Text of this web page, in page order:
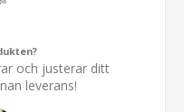
och justerar ditt
leverans!